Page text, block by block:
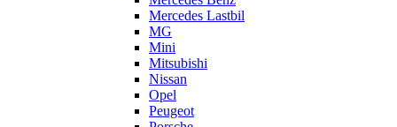
Mercedes Lastbil
MG
Mini
Mitsubishi
Nissan
Opel
Peugeot